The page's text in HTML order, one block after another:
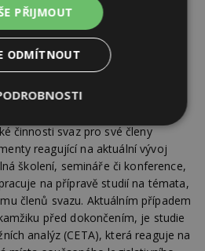
bytových družstev a SVJ
V současné době svaz
a společenství, která vlastní či
a nebytových jednotek a je tak
bytového fondu
činnosti svaz pro své členy
reagující na aktuální vývoj
školení, semináře či konference,
na přípravě studií na témata,
členů svazu. Aktuálním případem
před dokončením, je studie
analýz (CETA), která reaguje na
PŘIJMOUT
ODMÍTNOUT
Výkonové
soubory
Soubory
cílení
Nezařazené
soubory